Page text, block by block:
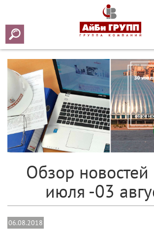
Array ( [0] => 2018 [1] => 08 [2] => 06 [3] => 301 )
Обзор
июля -03
06.08.2018